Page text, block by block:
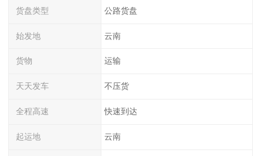
货盘类型 公路货盘
始发地 云南
货物 运输
天天发车 不压货
全程高速 快速到达
起运地 云南